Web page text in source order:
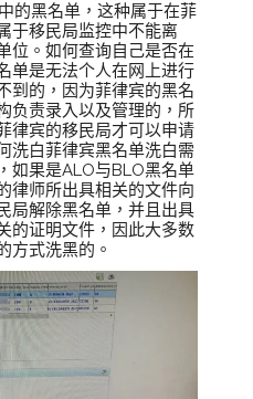
的黑名单，这种属于在菲
于移民局监控中不能离
位。如何查询自己是否在
单是无法个人在网上进行
到的，因为菲律宾的黑名
负责录入以及管理的，所
律宾的移民局才可以申请
洗白菲律宾黑名单洗白需
如果是ALO与BLO黑名单
律师所出具相关的文件向
局解除黑名单，并且出具
的证明文件，因此大多数
方式洗黑的。